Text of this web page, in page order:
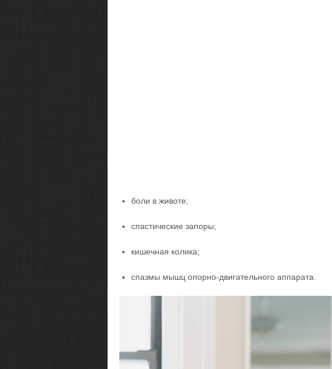
боли в животе;
спастические запоры;
кишечная колика;
спазмы мышц опорно-двигательного аппарата.